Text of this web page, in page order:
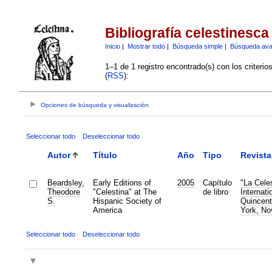
Bibliografía celestinesca
Inicio| Mostrar todo| Búsqueda simple| Búsqueda
1–1 de 1 registro encontrado(s) con los
(RSS):
Opciones de búsqueda y visualización
Seleccionar todo Deseleccionar todo
Autor Título Año Tipo Revista
Beardsley,
Theodore
S.
Early Editions of
"Celestina" at The
Hispanic Society of
America
2005
Capítulo
de libro
"La
York,
Seleccionar todo Deseleccionar todo